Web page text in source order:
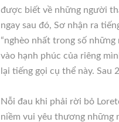
được biết về những người
ngay sau đó, Sơ nhận ra
“nghèo nhất trong số
vào hạnh phúc của riêng
lại tiếng gọi cụ thể này. Sau
Nỗi đau khi phải rời bỏ
niềm vui yêu thương những